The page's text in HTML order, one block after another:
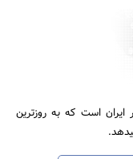
است که به روزترین